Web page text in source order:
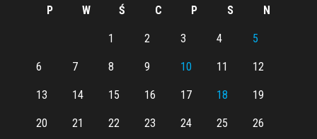
P
W Ś C P S N
1 2 3 4 5
6 7 8 9 10 11 12
13 14 15 16 17 18 19
20 21 22 23 24 25 26